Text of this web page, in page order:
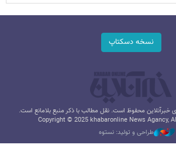
نسخه دسکتاپ
محفوظ است. نقل مطالب با ذکر منبع بلامانع است.
Copyright © 2025 khabaronline News Agancy,
طراحی و تولید: نستوه